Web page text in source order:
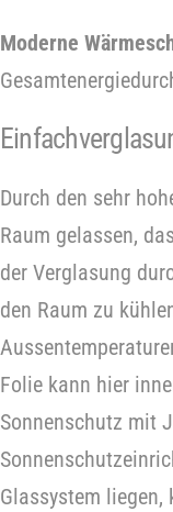
Moderne
Durch den sehr
Raum gelassen,
der Verglasung
den Raum zu
Folie kann hier
Sonnenschutz mit
Glassystem